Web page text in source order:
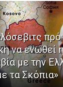
να ενωθεί
με την
τα Σκόπια»